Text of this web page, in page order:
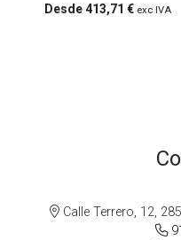
413,71 € exc IVA
Calle Terrero, 12,